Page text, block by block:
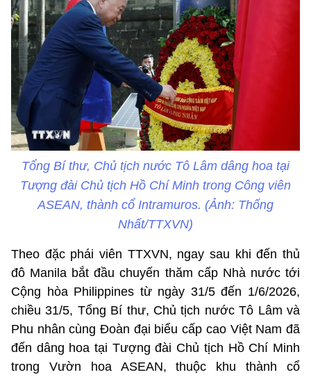
Tổng Bí thư, Chủ tịch nước Tô Lâm dâng hoa tại
Tượng đài Chủ tịch Hồ Chí Minh trong Công viên
ASEAN, thành cổ Intramuros. (Ảnh: Thống
Nhất/TTXVN)
Theo đặc phái viên TTXVN, ngay sau khi đến thủ
đô Manila bắt đầu chuyến thăm cấp Nhà nước tới
Cộng hòa Philippines từ ngày 31/5 đến 1/6/2026,
chiều 31/5, Tổng Bí thư, Chủ tịch nước Tô Lâm và
Phu nhân cùng Đoàn đại biểu cấp cao Việt Nam đã
đến dâng hoa tại Tượng đài Chủ tịch Hồ Chí Minh
trong Vườn hoa ASEAN, thuộc khu thành cổ